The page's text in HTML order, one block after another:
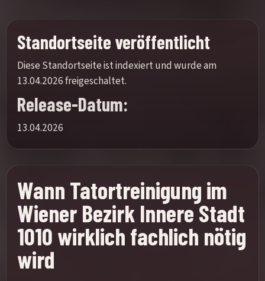
Standortseite veröffentlicht
Diese Standortseite ist indexiert und wurde am
13.04.2026 freigeschaltet.
Release-Datum:
13.04.2026
Wann Tatortreinigung im
Wiener Bezirk Innere Stadt
1010 wirklich fachlich nötig
wird